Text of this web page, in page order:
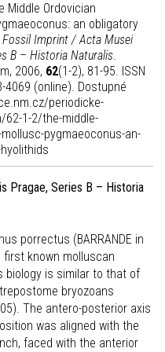
Middle Ordovician
an obligatory
Fossil Imprint / Acta Musei
B – Historia Naturalis.
2006, 62(1-2), 81-95. ISSN
4069 (online). Dostupné
periodicke-
1-2/the-middle-
pygmaeoconus-an-
Pragae, Series B – Historia
porrectus (BARRANDE in
first known molluscan
biology is similar to that of
bryozoans
The antero-posterior axis
was aligned with the
faced with the anterior